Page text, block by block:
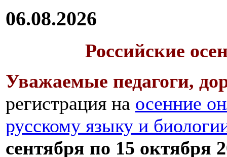
06.08.2026
Российские
Уважаемые педагоги,
регистрация на осенние
русскому языку и
сентября по 15 октября